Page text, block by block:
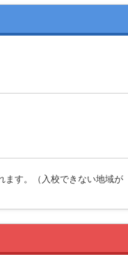
ます。（入校できない地域が